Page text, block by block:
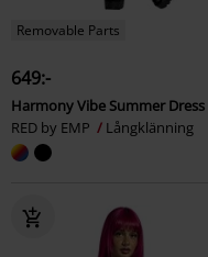
Removable Parts
649:-
Harmony Vibe Summer Dress
RED by EMP
Långklänning